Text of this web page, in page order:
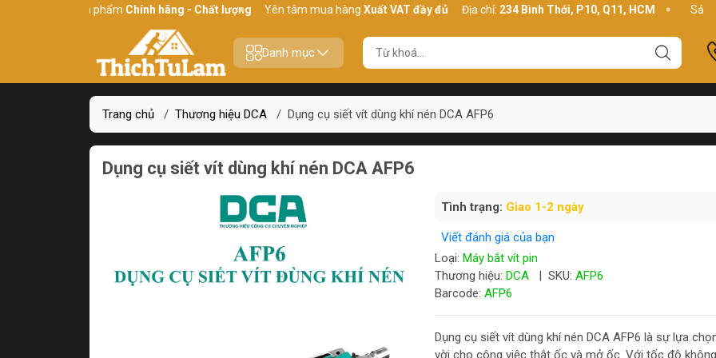
Chính hãng - Chất lượng Yên tâm mua hàngXuất VAT đầy đủ Địa chỉ: 234 Bình Thới, P10, Q11, HCM Sản phẩm
Danh mục
Trang chủ / Thương hiệu DCA / Dụng cụ siết vít dùng khí nén DCA AFP6
Dụng cụ siết vít dùng khí nén DCA AFP6
Tình trạng: Giao 1-2 ngày
Viết đánh giá của bạn
Loại: Máy bắt vít pin
Thương hiệu: DCA | SKU: AFP6
Barcode: AFP6
Dụng cụ siết vít dùng khí nén DCA AFP6 là sự lựa
vời cho công việc thắt ốc và mở ốc. Với tốc độ